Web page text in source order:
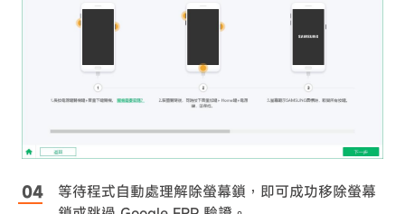
等待程式自動處理解除螢幕鎖，即可成功移除螢幕